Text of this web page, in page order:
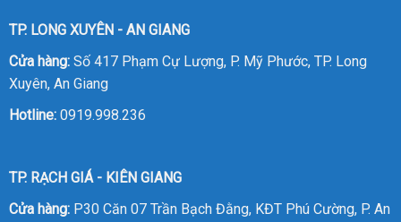
TP. LONG XUYÊN - AN GIANG
Cửa hàng:Số 417 Phạm Cự Lượng, P. Mỹ Phước, TP. Long
Xuyên, An Giang
Hotline: 0919.998.236
TP. RẠCH GIÁ - KIÊN GIANG
Cửa hàng:P30 Căn 07 Trần Bạch Đằng, KĐT Phú Cường, P. An